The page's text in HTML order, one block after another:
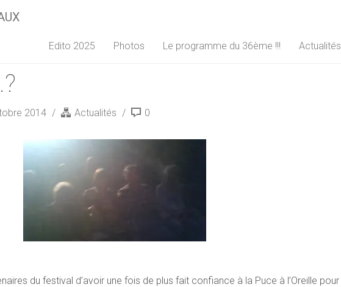
Edito 2025 Photos Le programme du 36ème !!! Actualités
2014 Actualités 0
du festival d’avoir une fois de plus fait confiance à la Puce à l’Oreille pour